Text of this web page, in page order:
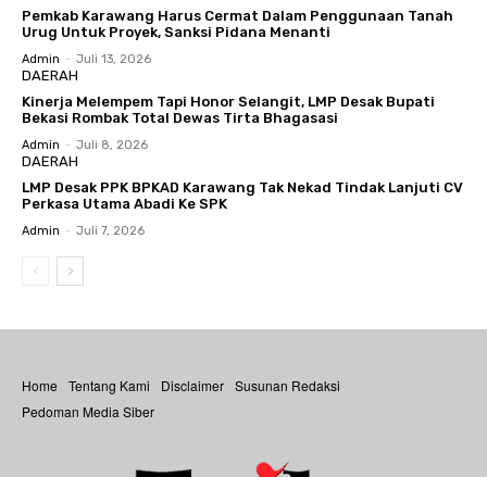
Pemkab Karawang Harus Cermat Dalam Penggunaan Tanah
Urug Untuk Proyek, Sanksi Pidana Menanti
Admin - Juli 13, 2026
DAERAH
Kinerja Melempem Tapi Honor Selangit, LMP Desak Bupati
Bekasi Rombak Total Dewas Tirta Bhagasasi
Admin - Juli 8, 2026
DAERAH
LMP Desak PPK BPKAD Karawang Tak Nekad Tindak Lanjuti CV
Perkasa Utama Abadi Ke SPK
Admin - Juli 7, 2026
Home Tentang Kami Disclaimer Susunan Redaksi
Pedoman Media Siber